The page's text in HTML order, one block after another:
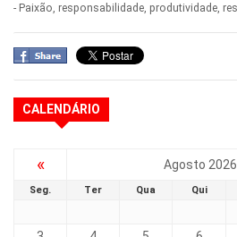
- Paixão, responsabilidade, produtividade,
CALENDÁRIO
« Agosto 2026
Seg. Ter Qua Qui